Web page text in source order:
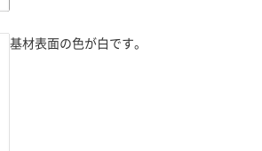
基材表面の色が白です。